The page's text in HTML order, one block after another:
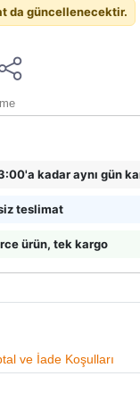
da güncellenecektir.
kadar aynı gün
teslimat
ürün, tek kargo
ve İade Koşulları